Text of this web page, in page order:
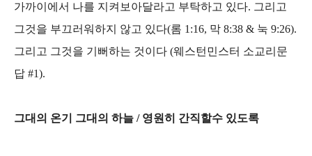
가까이에서 나를 지켜보아달라고 부탁하고 있다. 그리고
그것을 부끄러워하지 않고 있다(롬 1:16, 막 8:38 & 눅 9:26).
그리고 그것을 기뻐하는 것이다 (웨스턴민스터 소교리문
답 #1).
그대의 온기 그대의 하늘 / 영원히 간직할수 있도록